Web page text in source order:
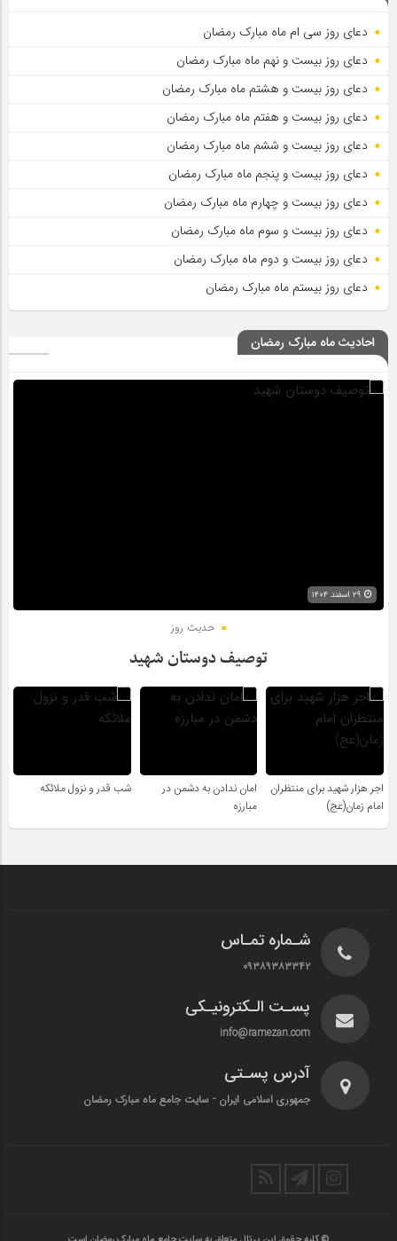
دعای روز سی ام ماه مبارک رمضان
دعای روز بیست و نهم ماه مبارک رمضان
دعای روز بیست و هشتم ماه مبارک رمضان
دعای روز بیست و هفتم ماه مبارک رمضان
دعای روز بیست و ششم ماه مبارک رمضان
دعای روز بیست و پنجم ماه مبارک رمضان
دعای روز بیست و چهارم ماه مبارک رمضان
دعای روز بیست و سوم ماه مبارک رمضان
دعای روز بیست و دوم ماه مبارک رمضان
دعای روز بیستم ماه مبارک رمضان
احادیث ماه مبارک رمضان
حدیث روز
توصیف دوستان شهید
اجر هزار شهید برای منتظران
امام زمان(عج)
امان ندادن به دشمن در
مبارزه
شب قدر و نزول ملائکه
شـماره تمـاس
۰۹۳۸۹۳۸۳۳۴۲
پسـت الـکترونیـکی
info@ramezan.com
آدرس پسـتی
جمهوری اسلامی ایران - سایت جامع ماه مبارک رمضان